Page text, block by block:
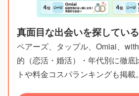
真面目な出会いを探してい
ペアーズ、タップル、Omiai、
的（恋活・婚活）・年代別に徹底
トや料金コスパランキングも掲載。